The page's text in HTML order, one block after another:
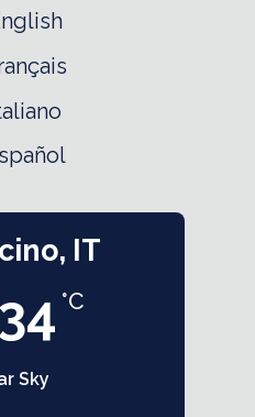
IT
34 °C
Sky